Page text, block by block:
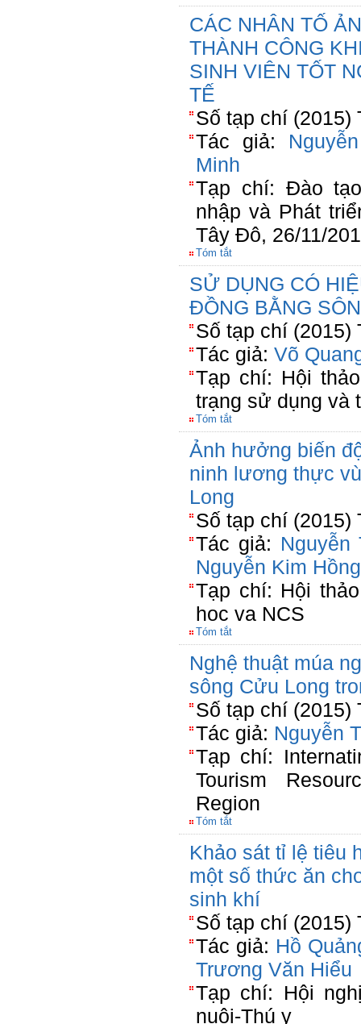
CÁC NHÂN TỐ
THÀNH CÔNG
SINH VIÊN TỐT
TẾ
Số tạp chí (2015)
Tác giả:
Minh
Tạp chí: Đào
nhập và Phát
Tây Đô, 26/11/
Tóm tắt
SỬ DỤNG CÓ
ĐỒNG BẰNG
Số tạp chí (2015)
Tác giả: Võ
Tạp chí: Hội
trạng sử dụng và
Tóm tắt
Ảnh hưởng biến
ninh lương thực
Long
Số tạp chí (2015)
Tác giả: Nguyễn
Nguyễn Kim Hồng
Tạp chí: Hội
hoc va NCS
Tóm tắt
Nghệ thuật múa
sông Cửu Long
Số tạp chí (2015)
Tác giả: Nguyễn
Tạp chí:
Tourism
Region
Tóm tắt
Khảo sát tỉ lệ tiêu
một số thức ăn
sinh khí
Số tạp chí (2015)
Tác giả: Hồ
Trương Văn Hiểu
Tạp chí: Hội
nuôi-Thú y